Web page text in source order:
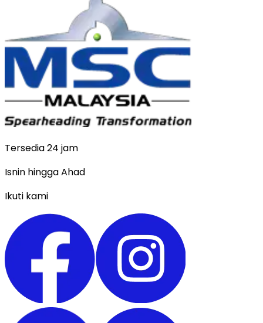
Tersedia 24 jam
Isnin hingga Ahad
Ikuti kami